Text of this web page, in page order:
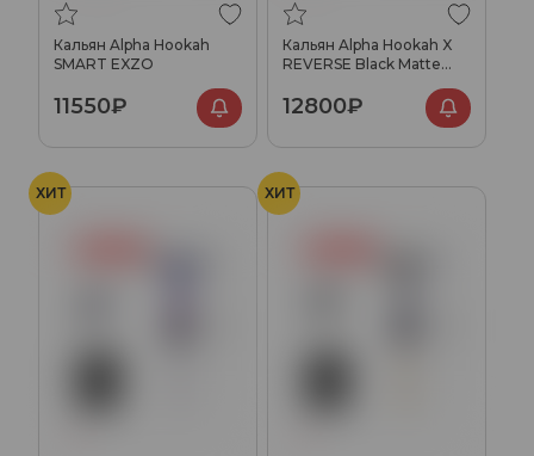
Кальян Alpha Hookah
SMART EXZO
11550₽
Кальян Alpha Hookah X
REVERSE Black Matte
12800₽
ХИТ ХИТ